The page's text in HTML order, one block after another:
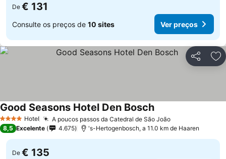
De € 131
Consulte os preços de 10 sites Ver preços
Partilhar
4 EstrelasHotel A poucos passos da Catedral de São João
Good Seasons Hotel Den Bosch
8,5 Excelente 4.675 's-Hertogenbosch, a 11.0 km de Haaren
De € 135